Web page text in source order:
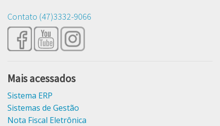
Contato (47)3332-9066
Mais acessados
Sistema ERP
Sistemas de Gestão
Nota Fiscal Eletrônica